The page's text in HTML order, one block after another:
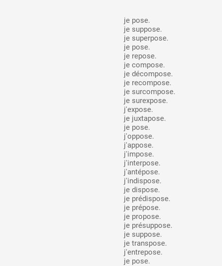
Production vidéo
Formation
Événements
1% œuvres
public
Réseau
je pose.
je suppose.
je superpose.
je pose.
je repose.
je compose.
je décompose.
je recompose.
je surcompose.
je surexpose.
j'expose.
je juxtapose.
je pose.
j'oppose.
j'appose.
j'impose.
j'interpose.
j'antépose.
j'indispose.
je dispose.
je prédispose.
je prépose.
je propose.
je présuppose.
je suppose.
je transpose.
j'entrepose.
je pose.